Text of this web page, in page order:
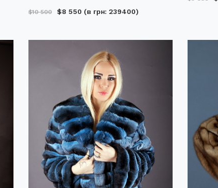
$10 500 $8 550 (в грн: 239400)